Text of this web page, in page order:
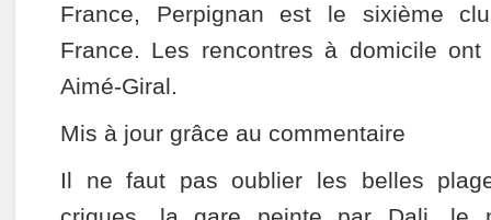
France, Perpignan est le sixième
France. Les rencontres à domicile
Aimé-Giral.
Mis à jour grâce au commentaire
Il ne faut pas oublier les belles